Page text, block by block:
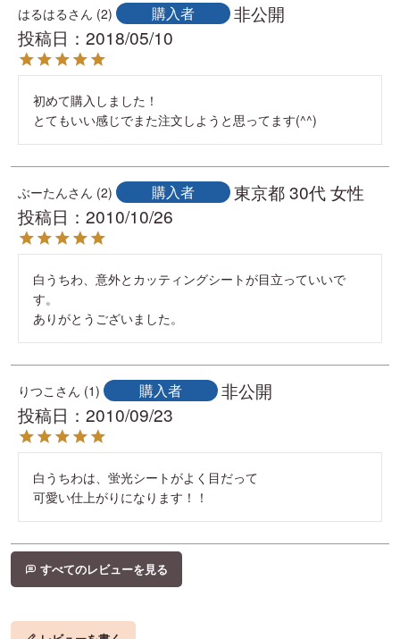
はるはる 2 購入者
非公開
投稿日
2018/05/10
初めて購入しました！
とてもいい感じでまた注文しようと思ってます(^^)
ぶーたん 2 購入者 東京都30代女性
投稿日
2010/10/26
白うちわ、意外とカッティングシートが目立っていいで
す。
ありがとうございました。
りつこ 1 購入者
非公開
投稿日
2010/09/23
白うちわは、蛍光シートがよく目だって
可愛い仕上がりになります！！
すべてのレビューを見る